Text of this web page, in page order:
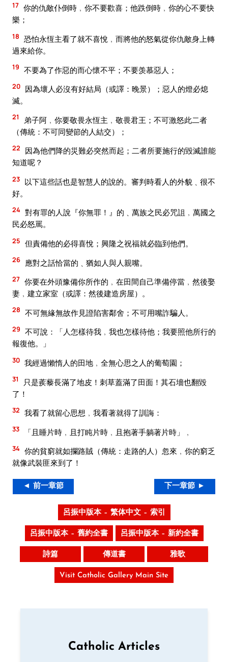
17 你的仇敵仆倒時﹐你不要歡喜；他跌倒時﹐你的心不要快
樂；
18 恐怕永恆主看了就不喜悅﹐而將他的怒氣從你仇敵身上轉
過來給你。
19 不要為了作惡的而心懷不平；不要羡慕惡人；
20 因為壞人必沒有好結局（或譯：晚景）；惡人的燈必熄
滅。
21
弟子阿﹐你要敬畏永恆主﹐敬畏君王；不可激怒此二者
（傳統：不可同變節的人結交）；
22
因為他們降的災難必突然而起；二者所要施行的毀滅誰能
知道呢？
23 以下這些話也是智慧人的說的。審判時看人的外貌﹑很不
好。
24 對有罪的人說『你無罪！』的﹑萬族之民必咒詛﹐萬國之
民必怒罵。
25 但責備他的必得喜悅；興隆之祝福就必臨到他們。
26 應對之話恰當的﹑猶如人與人親嘴。
27 你要在外頭豫備你所作的﹐在田間自己準備停當﹐然後娶
妻﹐建立家室（或譯：然後建造房屋）。
28 不可無緣無故作見證陷害鄰舍；不可用嘴詐騙人。
29 不可說：「人怎樣待我﹐我也怎樣待他；我要照他所行的
報復他。」
30 我經過懶惰人的田地﹐全無心思之人的葡萄園；
31
只是蒺藜長滿了地皮！刺草蓋滿了田面！其石墻也翻毀
了！
32 我看了就留心思想﹐我看著就得了訓誨：
33 「且睡片時﹐且打盹片時﹐且抱著手躺著片時」﹐
34 你的貧窮就如攔路賊（傳統：走路的人）忽來﹐你的窮乏
就像武裝匪來到了！
◄ 前一章節 下一章節 ►
呂振中版本 – 繁体中文 – 索引
呂振中版本 – 舊約全書 呂振中版本 – 新約全書
詩篇 傳道書 雅歌
Visit Catholic Gallery Main Site
Catholic Articles